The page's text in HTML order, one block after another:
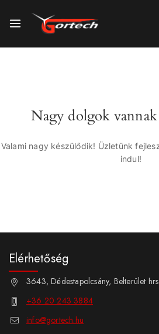
Nagy dolgok
Valami nagy készülődik! Üzletünk
indul!
Elérhetőség
3643, Dédestapolcsány, Belterület
+36 20 243 3884
info@gortech.hu